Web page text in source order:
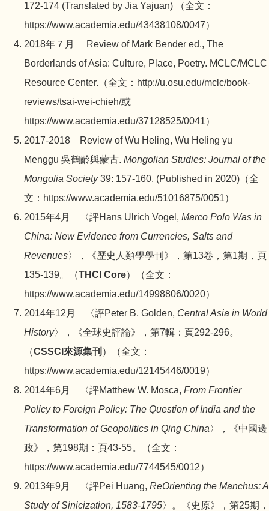
172-174 (Translated by Jia Yajuan) （全文：
https://www.academia.edu/43438108/0047）
2018年７月 Review of Mark Bender ed., The
Borderlands of Asia: Culture, Place, Poetry. MCLC/MCLC
Resource Center.（全文： http://u.osu.edu/mclc/book-
reviews/tsai-wei-chieh/或
https://www.academia.edu/37128525/0041）
2017-2018 Review of Wu Heling, Wu Heling yu
Menggu 吳鶴齡與蒙古. Mongolian Studies: Journal of the
Mongolia Society39: 157-160. (Published in 2020)（全
文： https://www.academia.edu/51016875/0051）
2015年4月 〈評Hans Ulrich Vogel, Marco Polo Was in
China: New Evidence from Currencies, Salts and
Revenues〉，《歷史人類學學刊》，第13卷，第1期，頁
135-139。（THCI Core）（全文：
https://www.academia.edu/14998806/0020）
2014年12月 〈評Peter B. Golden, Central Asia in World
History〉，《全球史評論》，第7輯：頁292-296。
（CSSCI來源集刊 ）（全文：
https://www.academia.edu/12145446/0019）
2014年6月 〈評Matthew W. Mosca, From Frontier
Policy to Foreign Policy: The Question of India and the
Transformation of Geopolitics in Qing China〉，《中國邊
政》，第198期：頁43-55。（全文：
https://www.academia.edu/7744545/0012）
2013年9月 〈評Pei Huang, ReOrienting the Manchus: A
Study of Sinicization, 1583-1795〉。《史原》，第25期，